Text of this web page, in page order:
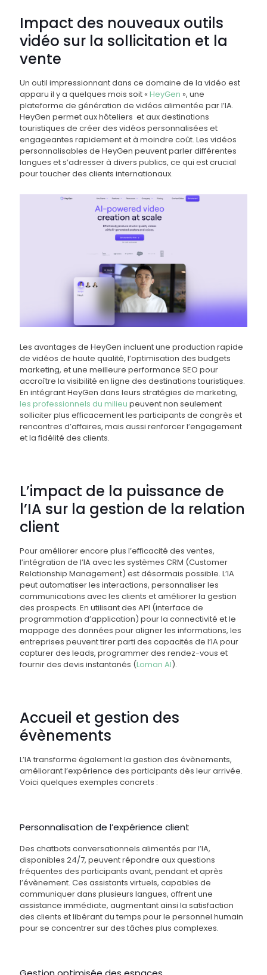
Impact des nouveaux outils
vidéo sur la sollicitation et la
vente
Un outil impressionnant dans ce domaine de la vidéo est
apparu il y a quelques mois soit « HeyGen », une
plateforme de génération de vidéos alimentée par l’IA.
HeyGen permet aux hôteliers et aux destinations
touristiques de créer des vidéos personnalisées et
engageantes rapidement et à moindre coût. Les vidéos
personnalisables de HeyGen peuvent parler différentes
langues et s’adresser à divers publics, ce qui est crucial
pour toucher des clients internationaux.
Les avantages de HeyGen incluent une production rapide
de vidéos de haute qualité, l’optimisation des budgets
marketing, et une meilleure performance SEO pour
accroître la visibilité en ligne des destinations touristiques.
En intégrant HeyGen dans leurs stratégies de marketing,
les professionnels du milieu peuvent non seulement
solliciter plus efficacement les participants de congrès et
rencontres d’affaires, mais aussi renforcer l’engagement
et la fidélité des clients.
L’impact de la puissance de
l’IA sur la gestion de la relation
client
Pour améliorer encore plus l’efficacité des ventes,
l’intégration de l’IA avec les systèmes CRM (Customer
Relationship Management) est désormais possible. L’IA
peut automatiser les interactions, personnaliser les
communications avec les clients et améliorer la gestion
des prospects. En utilisant des API (interface de
programmation d’application) pour la connectivité et le
mappage des données pour aligner les informations, les
entreprises peuvent tirer parti des capacités de l’IA pour
capturer des leads, programmer des rendez-vous et
fournir des devis instantanés​ (Loman AI)​.
Accueil et gestion des
évènements
L’IA transforme également la gestion des évènements,
améliorant l’expérience des participants dès leur arrivée.
Voici quelques exemples concrets :
Personnalisation de l’expérience client
Des chatbots conversationnels alimentés par l’IA,
disponibles 24/7, peuvent répondre aux questions
fréquentes des participants avant, pendant et après
l’évènement. Ces assistants virtuels, capables de
communiquer dans plusieurs langues, offrent une
assistance immédiate, augmentant ainsi la satisfaction
des clients et libérant du temps pour le personnel humain
pour se concentrer sur des tâches plus complexes.